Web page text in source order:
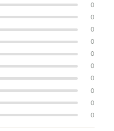
0
0
0
0
0
0
0
0
0
0